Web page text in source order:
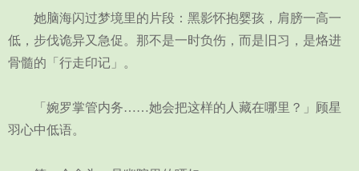
她脑海闪过梦境里的片段：黑影怀抱婴孩，肩膀一高一
低，步伐诡异又急促。那不是一时负伤，而是旧习，是烙进
骨髓的「行走印记」。
「婉罗掌管内务……她会把这样的人藏在哪里？」顾星
羽心中低语。